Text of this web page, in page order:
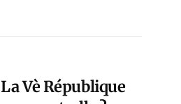
La Vè République